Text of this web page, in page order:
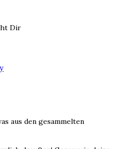
Dir
aus den gesammelten